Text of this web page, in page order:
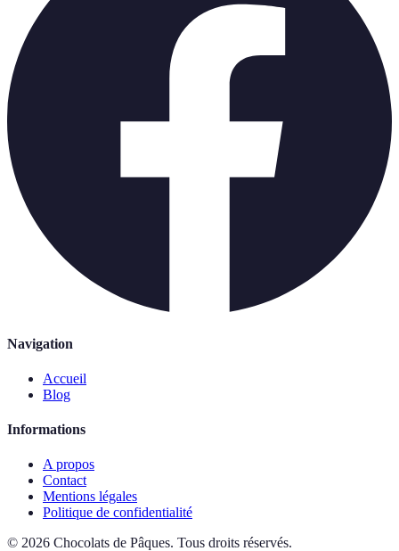
Navigation
Accueil
Blog
Informations
A propos
Contact
Mentions légales
Politique de confidentialité
© 2026 Chocolats de Pâques. Tous droits réservés.